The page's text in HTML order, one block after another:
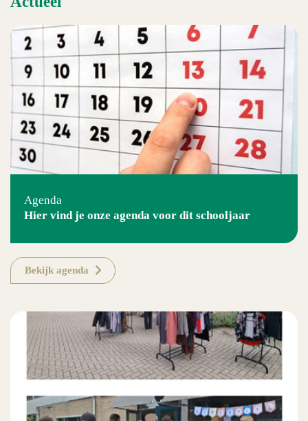
Agenda
Hier vind je onze agenda voor dit schooljaar
Bekijk agenda